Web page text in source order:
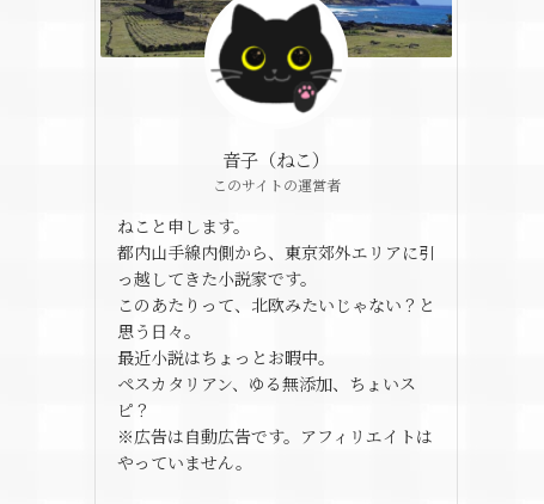
音子（ねこ）
このサイトの運営者
ねこと申します。
都内山手線内側から、東京郊外エリアに引
っ越してきた小説家です。
このあたりって、北欧みたいじゃない？と
思う日々。
最近小説はちょっとお暇中。
ペスカタリアン、ゆる無添加、ちょいス
ピ？
※広告は自動広告です。アフィリエイトは
やっていません。